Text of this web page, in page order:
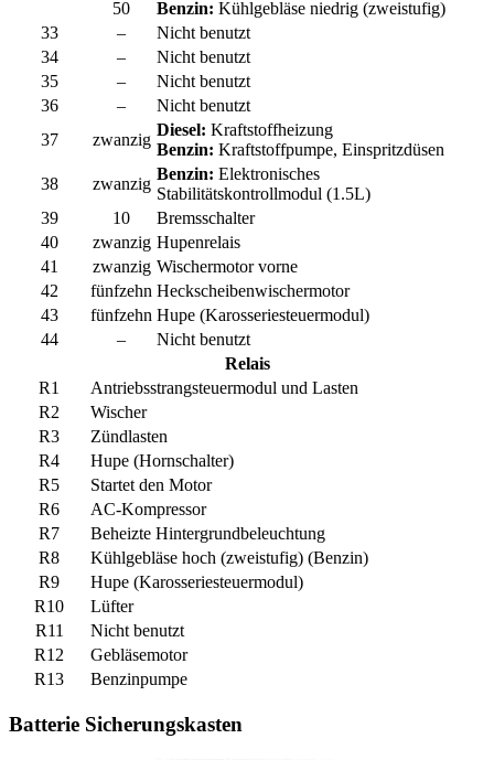
50
Benzin: Kühlgebläse niedrig (zweistufig)
33
–
Nicht benutzt
34
–
Nicht benutzt
35
–
Nicht benutzt
36
–
Nicht benutzt
37
zwanzig
Diesel: Kraftstoffheizung
Benzin: Kraftstoffpumpe, Einspritzdüsen
38
zwanzig
Benzin: Elektronisches
Stabilitätskontrollmodul (1.5L)
39
10
Bremsschalter
40
zwanzig Hupenrelais
41
zwanzig Wischermotor vorne
42
fünfzehn Heckscheibenwischermotor
43
fünfzehn Hupe (Karosseriesteuermodul)
44
–
Nicht benutzt
Relais
R1
Antriebsstrangsteuermodul und Lasten
R2
Wischer
R3
Zündlasten
R4
Hupe (Hornschalter)
R5
Startet den Motor
R6
AC-Kompressor
R7
Beheizte Hintergrundbeleuchtung
R8
Kühlgebläse hoch (zweistufig) (Benzin)
R9
Hupe (Karosseriesteuermodul)
R10
Lüfter
R11
Nicht benutzt
R12
Gebläsemotor
R13
Benzinpumpe
Batterie Sicherungskasten